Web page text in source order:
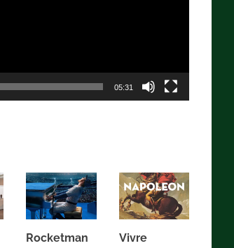
05:31
Rocketman
Vivre